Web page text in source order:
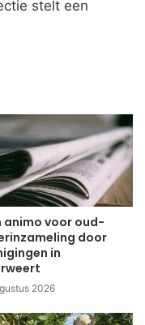
stelt een
animo voor oud-
door
in
2026